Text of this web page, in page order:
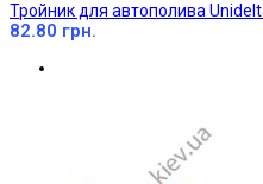
Тройник для автополива
82.80 грн.